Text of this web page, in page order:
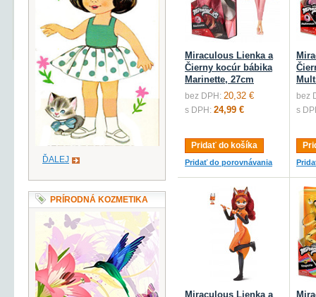
Miraculous Lienka a
Čierny kocúr bábika
Marinette, 27cm
bez DPH: 20,32 €
s DPH: 24,99 €
Pridať do košíka
Pridať do porovnávania
bez
s
Miraculous Lienka a
ĎALEJ
PRÍRODNÁ KOZMETIKA